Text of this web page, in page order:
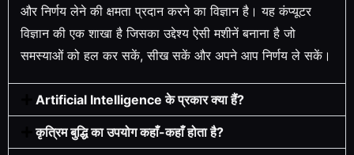
और निर्णय लेने की क्षमता प्रदान करने का विज्ञान है। यह कंप्यूटर
विज्ञान की एक शाखा है जिसका उद्देश्य ऐसी मशीनें बनाना है जो
समस्याओं को हल कर सकें, सीख सकें और अपने आप निर्णय ले सकें।
Artificial Intelligence के प्रकार क्या हैं?
कृत्रिम बुद्धि का उपयोग कहाँ-कहाँ होता है?